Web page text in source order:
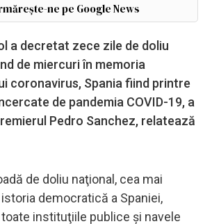
ne pe Google News
a decretat zece zile de doliu
de miercuri în memoria
coronavirus, Spania fiind printre
de pandemia COVID-19, a
Pedro Sanchez, relatează
de doliu naţional, cea mai
democratică a Spaniei,
instituţiile publice şi navele